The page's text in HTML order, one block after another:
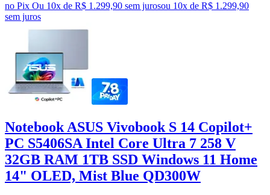
no Pix Ou 10x de R$ 1.299,90 sem jurosou 10x de R$ 1.299,90
sem juros
Notebook ASUS Vivobook S 14 Copilot+
PC S5406SA Intel Core Ultra 7 258 V
32GB RAM 1TB SSD Windows 11 Home
14" OLED, Mist Blue QD300W